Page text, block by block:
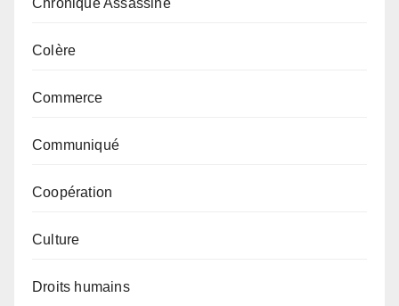
Colère
Commerce
Communiqué
Coopération
Culture
Droits humains